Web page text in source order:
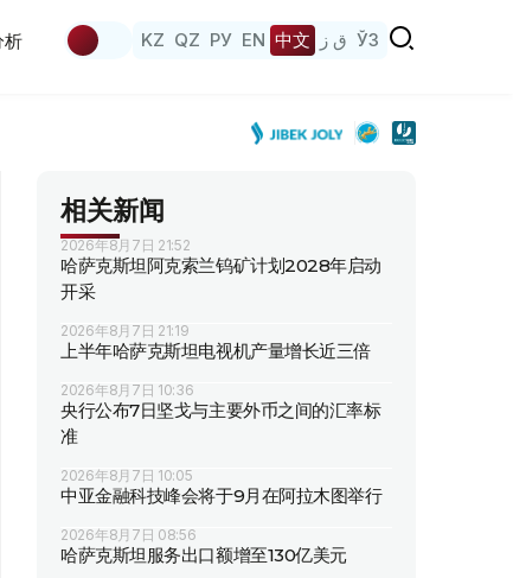
析 KZ QZ РУ EN 中文 ق ز ЎЗ
相关新闻
2026年8月7日 21:52
哈萨克斯坦阿克索兰钨矿计划2028年启动
开采
2026年8月7日 21:19
上半年哈萨克斯坦电视机产量增长近三倍
2026年8月7日 10:36
央行公布7日坚戈与主要外币之间的汇率标
准
2026年8月7日 10:05
中亚金融科技峰会将于9月在阿拉木图举行
2026年8月7日 08:56
哈萨克斯坦服务出口额增至130亿美元